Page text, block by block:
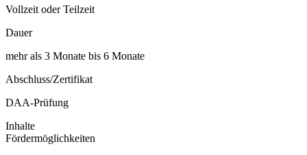
Vollzeit oder Teilzeit
Dauer
mehr als 3 Monate bis 6 Monate
Abschluss/Zertifikat
DAA-Prüfung
Inhalte
Fördermöglichkeiten